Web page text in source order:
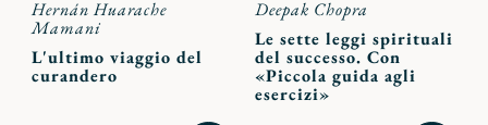
Hernán Huarache
Mamani
L'ultimo viaggio del
curandero
Deepak Chopra
Le sette leggi spirituali
del successo. Con
«Piccola guida agli
esercizi»